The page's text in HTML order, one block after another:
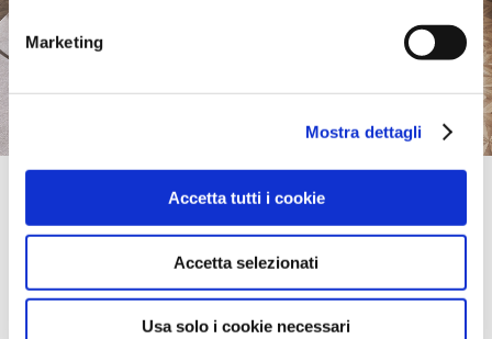
Marketing
Mostra dettagli
Accetta tutti i cookie
Accetta selezionati
Usa solo i cookie necessari
Official Retailer
CHEMIN DE NIVELLES 27 / 31,
7060, SOIGNIES, HENEGOUWEN-HAINNAUT, Belgique
itinéraire